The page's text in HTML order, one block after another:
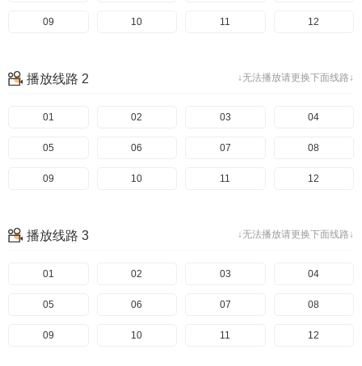
09 10 11 12
↓无法播放请更换下面线路↓
播放线路 2
01 02 03 04
05 06 07 08
09 10 11 12
↓无法播放请更换下面线路↓
播放线路 3
01 02 03 04
05 06 07 08
09 10 11 12